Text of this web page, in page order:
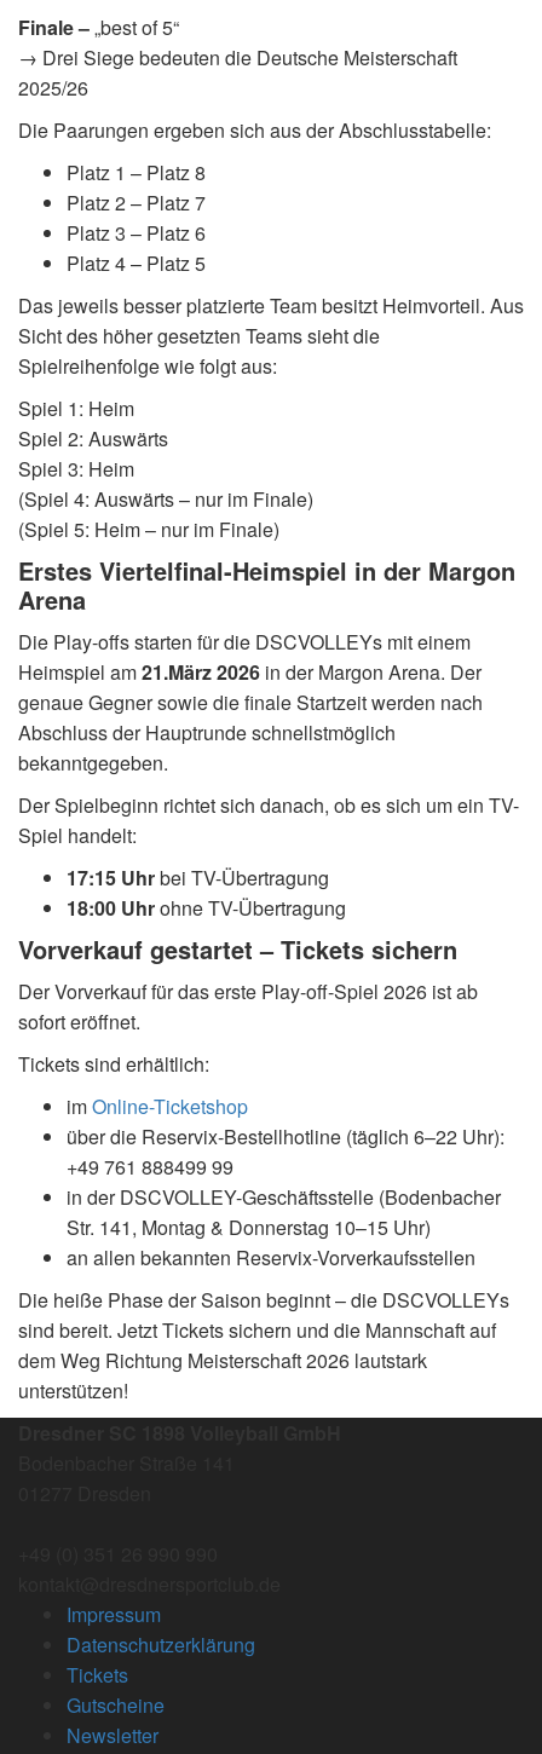
Finale –„best of 5“
→ Drei Siege bedeuten die Deutsche Meisterschaft
2025/26
Die Paarungen ergeben sich aus der Abschlusstabelle:
Platz 1 – Platz 8
Platz 2 – Platz 7
Platz 3 – Platz 6
Platz 4 – Platz 5
Das jeweils besser platzierte Team besitzt Heimvorteil. Aus
Sicht des höher gesetzten Teams sieht die
Spielreihenfolge wie folgt aus:
Spiel 1: Heim
Spiel 2: Auswärts
Spiel 3: Heim
(Spiel 4: Auswärts – nur im Finale)
(Spiel 5: Heim – nur im Finale)
Erstes Viertelfinal-Heimspiel in der Margon
Arena
Die Play-offs starten für die DSCVOLLEYs mit einem
Heimspiel am21.März 2026 in der Margon Arena. Der
genaue Gegner sowie die finale Startzeit werden nach
Abschluss der Hauptrunde schnellstmöglich
bekanntgegeben.
Der Spielbeginn richtet sich danach, ob es sich um ein TV-
Spiel handelt:
17:15 Uhrbei TV-Übertragung
18:00 Uhrohne TV-Übertragung
Vorverkauf gestartet – Tickets sichern
Der Vorverkauf für das erste Play-off-Spiel 2026 ist ab
sofort eröffnet.
Tickets sind erhältlich:
imOnline-Ticketshop
über die Reservix-Bestellhotline (täglich 6–22 Uhr):
+49 761 888499 99
in der DSCVOLLEY-Geschäftsstelle (Bodenbacher
Str. 141, Montag & Donnerstag 10–15 Uhr)
an allen bekannten Reservix-Vorverkaufsstellen
Die heiße Phase der Saison beginnt – die DSCVOLLEYs
sind bereit. Jetzt Tickets sichern und die Mannschaft auf
dem Weg Richtung Meisterschaft 2026 lautstark
unterstützen!
Impressum
Datenschutzerklärung
Tickets
Gutscheine
Newsletter